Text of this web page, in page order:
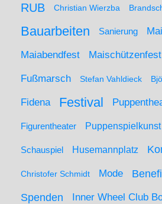
RUB
Christian Wierzba
Bauarbeiten Sanierung
Maiabendfest
Maischützenfest
Fußmarsch Stefan Vahldieck
Fidena Festival
Figurentheater Puppenspielkunst
Schauspiel Husemannplatz
Christofer Schmidt Mode
Spenden Inner Wheel Club